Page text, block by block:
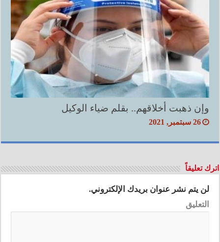
وإن ذهبت أخلاقهم.. بقلم ضياء الوكيل
26 سبتمبر, 2021
اترك تعليقاً
لن يتم نشر عنوان بريدك الإلكتروني.
التعليق